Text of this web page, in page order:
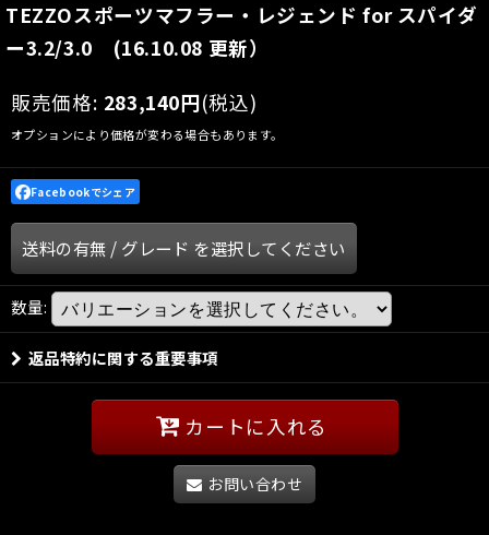
TEZZOスポーツマフラー・レジェンド for スパイダ
ー3.2/3.0 (16.10.08 更新）
販売価格: 283,140円(税込)
オプションにより価格が変わる場合もあります。
Facebookでシェア
送料の有無 / グレード を選択してください
数量:
返品特約に関する重要事項
カートに入れる
お問い合わせ